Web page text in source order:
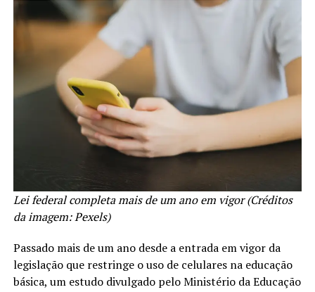
Lei federal completa mais de um ano em vigor (Créditos
da imagem: Pexels)
Passado mais de um ano desde a entrada em vigor da
legislação que restringe o uso de celulares na educação
básica, um estudo divulgado pelo Ministério da Educação